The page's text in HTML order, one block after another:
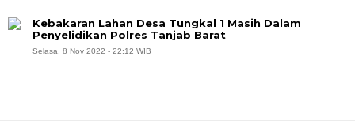
Kebakaran Lahan Desa Tungkal 1 Masih Dalam
Penyelidikan Polres Tanjab Barat
Selasa, 8 Nov 2022 - 22:12 WIB